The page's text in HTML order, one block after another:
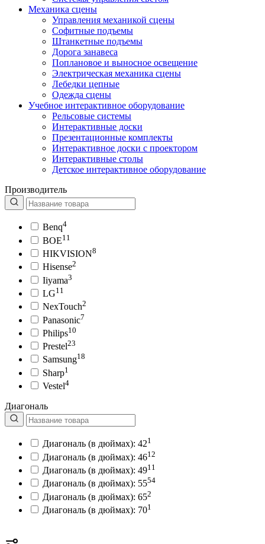
Механика сцены
Управления механикой сцены
Софитные подъемы
Штанкетные подъемы
Дорога занавеса
Поплановое и выносное освещение
Электрическая механика сцены
Лебедки цепные
Одежда сцены
Учебное интерактивное оборудование
Рельсовые системы
Интерактивные доски
Презентационные комплекты
Интерактивное доски с проектором
Интерактивные столы
Детское интерактивное оборудование
Производитель
Benq4
BOE11
HIKVISION8
Hisense2
Iiyama3
LG11
NexTouch2
Panasonic7
Philips10
Prestel23
Samsung18
Sharp1
Vestel4
Диагональ
Диагональ (в дюймах): 421
Диагональ (в дюймах): 4612
Диагональ (в дюймах): 4911
Диагональ (в дюймах): 5554
Диагональ (в дюймах): 652
Диагональ (в дюймах): 701